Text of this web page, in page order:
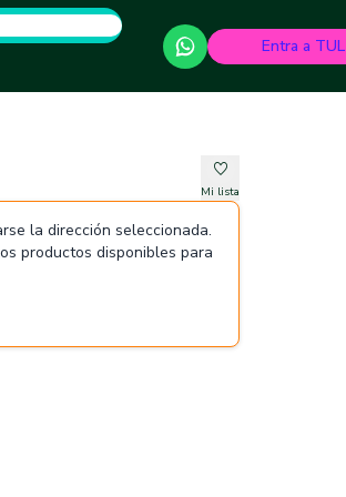
Entra a TUL
Mi lista
la dirección seleccionada.
productos disponibles para